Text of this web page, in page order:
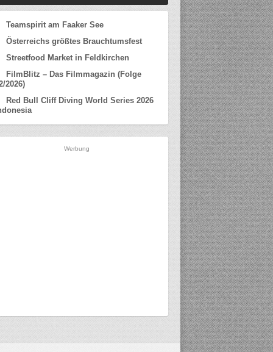
Teamspirit am Faaker See
Österreichs größtes Brauchtumsfest
Streetfood Market in Feldkirchen
FilmBlitz – Das Filmmagazin (Folge
2026)
Red Bull Cliff Diving World Series 2026
Werbung